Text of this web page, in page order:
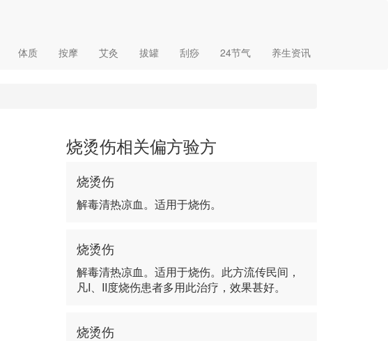
体质 按摩 艾灸 拔罐 刮痧 24节气 养生资讯
烧烫伤相关偏方验方
烧烫伤
解毒清热凉血。适用于烧伤。
烧烫伤
解毒清热凉血。适用于烧伤。此方流传民间，
凡I、II度烧伤患者多用此治疗，效果甚好。
烧烫伤